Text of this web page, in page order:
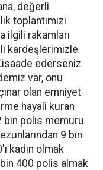
değerli
toplantımızı
ilgili rakamları
kardeşlerimizle
ederseniz
var, onu
olan emniyet
hayali kuran
bin polis memuru
9 bin
kadın olmak
400 polis almak